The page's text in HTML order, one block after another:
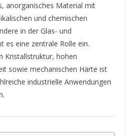
anorganisches Material mit
und chemischen
in der Glas- und
es eine zentrale Rolle ein.
Kristallstruktur, hohen
sowie mechanischen Härte ist
industrielle Anwendungen